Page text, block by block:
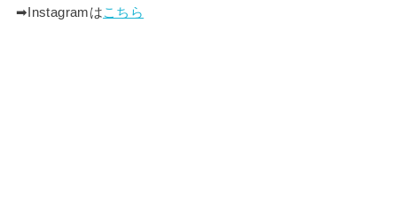
➡︎Instagramはこちら